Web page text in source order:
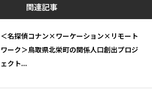
関連記事
＜名探偵コナン×ワーケーション×リモート
ワーク＞鳥取県北栄町の関係人口創出プロジ
ェクト...